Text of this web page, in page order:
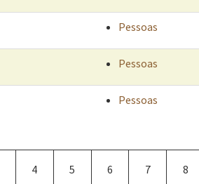
Pessoas
Pessoas
Pessoas
Página
4 Página
5
Página
6 Página
7 8